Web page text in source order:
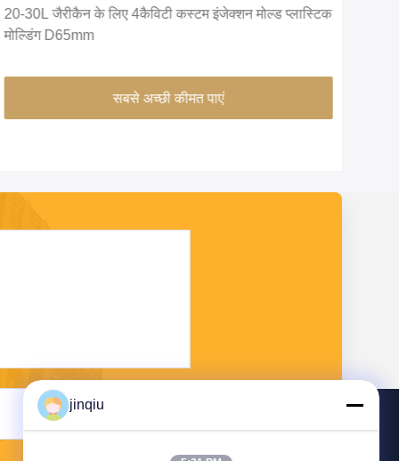
20-30L जैरीकैन के लिए 4कैविटी कस्टम इंजेक्शन मोल्ड प्लास्टिक
मोल्डिंग D65mm
सबसे अच्छी कीमत पाएं
भेजना
jinqiu